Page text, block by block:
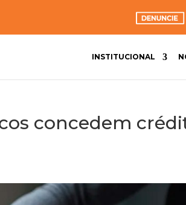
INSTITUCIONAL
concedem